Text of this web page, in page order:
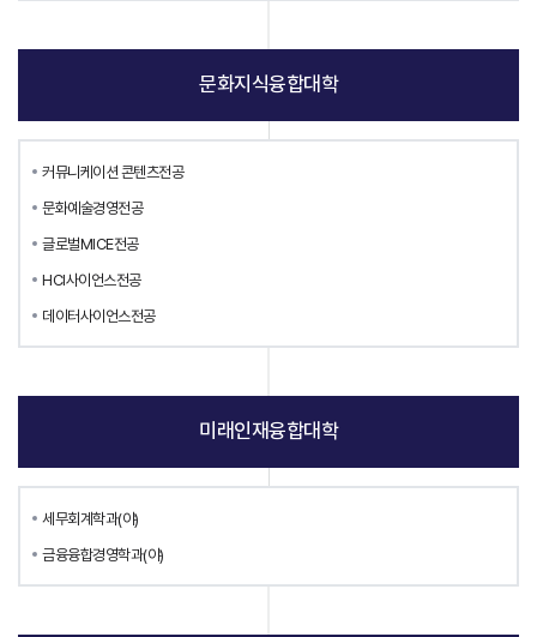
문화지식융합대학
커뮤니케이션 콘텐츠전공
문화예술경영전공
글로벌MICE전공
HCI사이언스전공
데이터사이언스전공
미래인재융합대학
세무회계학과(야)
금융융합경영학과(야)